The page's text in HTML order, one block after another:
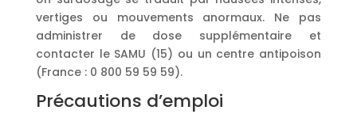
vertiges ou mouvements anormaux. Ne pas
administrer de dose supplémentaire et
contacter le SAMU (15) ou un centre antipoison
(France : 0 800 59 59 59).
Précautions d’emploi